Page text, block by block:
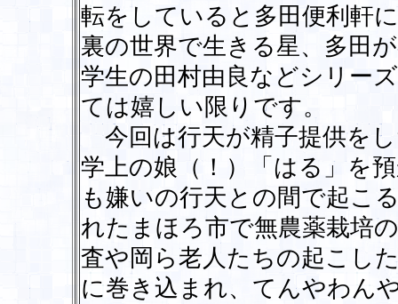
転をしていると多田便利軒
裏の世界で生きる星、多田
学生の田村由良などシリー
ては嬉しい限りです。
今回は行天が精子提供を
学上の娘（！）「はる」を
も嫌いの行天との間で起こ
れたまほろ市で無農薬栽培
査や岡ら老人たちの起こし
に巻き込まれ、てんやわん